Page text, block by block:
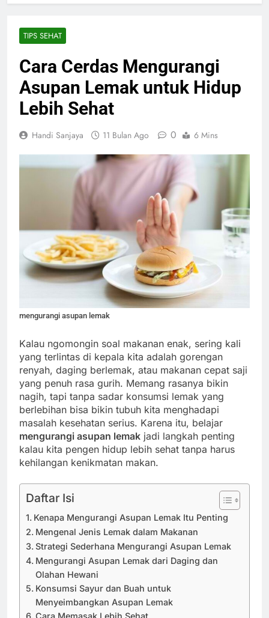
TIPS SEHAT
Cara Cerdas Mengurangi
Asupan Lemak untuk Hidup
Lebih Sehat
Handi Sanjaya 11 Bulan Ago 0 6 Mins
mengurangi asupan lemak
Kalau ngomongin soal makanan enak, sering kali
yang terlintas di kepala kita adalah gorengan
renyah, daging berlemak, atau makanan cepat saji
yang penuh rasa gurih. Memang rasanya bikin
nagih, tapi tanpa sadar konsumsi lemak yang
berlebihan bisa bikin tubuh kita menghadapi
masalah kesehatan serius. Karena itu, belajar
mengurangi asupan lemak jadi langkah penting
kalau kita pengen hidup lebih sehat tanpa harus
kehilangan kenikmatan makan.
Daftar Isi
Kenapa Mengurangi Asupan Lemak Itu Penting
Mengenal Jenis Lemak dalam Makanan
Strategi Sederhana Mengurangi Asupan Lemak
Mengurangi Asupan Lemak dari Daging dan
Olahan Hewani
Konsumsi Sayur dan Buah untuk
Menyeimbangkan Asupan Lemak
Cara Memasak Lebih Sehat